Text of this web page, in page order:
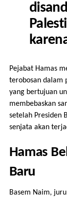
Pejabat Hamas
terobosan dalam
yang bertujuan
membebaskan
setelah Presiden
senjata akan
Hamas
Baru
Basem Naim,